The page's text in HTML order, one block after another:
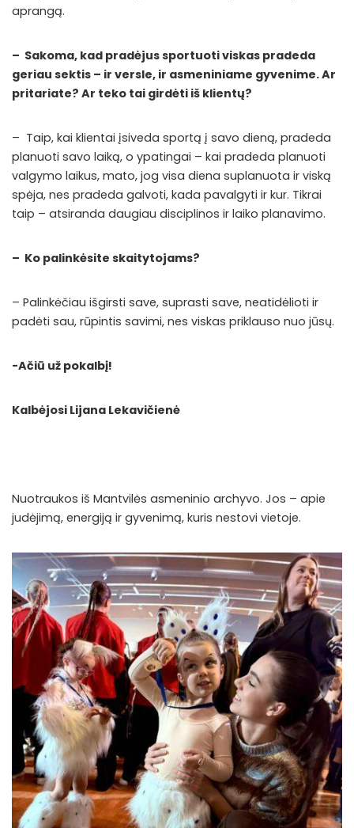
aprangą.
– Sakoma, kad pradėjus sportuoti viskas pradeda
geriau sektis – ir versle, ir asmeniniame gyvenime. Ar
pritariate? Ar teko tai girdėti iš klientų?
– Taip, kai klientai įsiveda sportą į savo dieną, pradeda
planuoti savo laiką, o ypatingai – kai pradeda planuoti
valgymo laikus, mato, jog visa diena suplanuota ir viską
spėja, nes pradeda galvoti, kada pavalgyti ir kur. Tikrai
taip – atsiranda daugiau disciplinos ir laiko planavimo.
– Ko palinkėsite skaitytojams?
– Palinkėčiau išgirsti save, suprasti save, neatidėlioti ir
padėti sau, rūpintis savimi, nes viskas priklauso nuo jūsų.
-Ačiū už pokalbį!
Kalbėjosi Lijana Lekavičienė
Nuotraukos iš Mantvilės asmeninio archyvo. Jos – apie
judėjimą, energiją ir gyvenimą, kuris nestovi vietoje.